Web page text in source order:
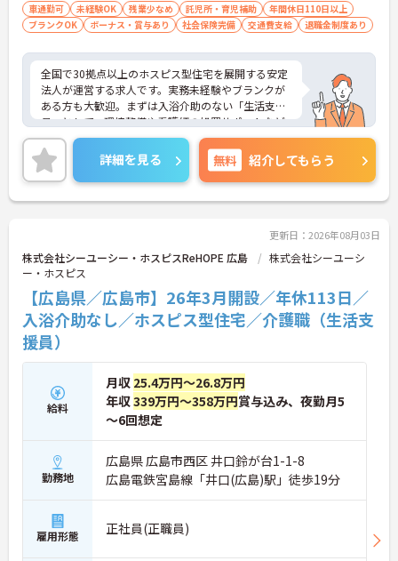
車通勤可 未経験OK 残業少なめ 託児所・育児補助
年間休日110日以上
ブランクOK
ボーナス・賞与あり 社会保険完備 交通費支給 退職金制度あり
全国で30拠点以上のホスピス型住宅を展開する安定
法人が運営する求人です。実務未経験やブランクが
ある方も大歓迎。まずは入浴介助のない「生活支援
員」として、環境整備や看護師の処置サポートなど
の業務からスタートし、無理なくホスピスケアの経
験を積むことができ、ゆくゆくは訪問介護員へステ
ップアップすることも可能です。残業は全社平均残
業月5時間程度と少なく、連続休暇の取得で支援金
が支給される独自の制度や、自由診療の割引が受け
で、24時間連携の訪問診療医もいるため、医療依存
度の高い方へのケアもチームで安心して取り組める
環境です。
★おすすめPOINT★
【無理なくステップアップできる業務内容】
・実務未経験からでも挑戦可能です
・入浴介助なし、まずは生活支援や看護師のサポー
トからスタートできます
・資格取得支援制度を活用し、将来的に訪問介護員
を目指せる環境です
【手厚い待遇と働きやすさの両立】
・介護福祉士手当25,000円あり
・残業は全社平均残業月5時間程度と少なくプライ
ベートの時間を確保できます
・3日以上の連続休暇取得で支援金が支給される独
自の制度があります
・夏季・冬季の特別休暇があり年間休日は113日し
っかりと休めます
【安心の教育・チームサポート体制】
詳細を見る 無料 紹介してもらう
更新日：2026年08月03日
株式会社シーユーシー・ホスピスReHOPE 広島
株式会社シーユーシ
ー・ホスピス
【広島県／広島市】26年3月開設／年休113日／
入浴介助なし／ホスピス型住宅／介護職（生活支
援員）
給料
月収 25.4万円～26.8万円
年収339万円～358万円賞与込み、夜勤月5
～6回想定
勤務地
広島県 広島市西区 井口鈴が台1-1-8
広島電鉄宮島線「井口(広島)駅」徒歩19分
雇用形態 正社員(正職員)